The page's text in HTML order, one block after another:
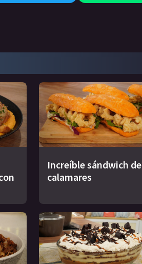
Increíble sándwich de
calamares